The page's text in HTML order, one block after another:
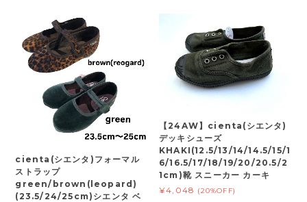
cienta(シエンタ)フォーマル
ストラップ
green/brown(leopard)
(23.5/24/25cm)シエンタ ベ
【24AW】cienta(シエンタ)
デッキシューズ
KHAKI(12.5/13/14/14.5/15/1
6/16.5/17/18/19/20/20.5/2
1cm)靴 スニーカー カーキ
¥4,048 (20%OFF)